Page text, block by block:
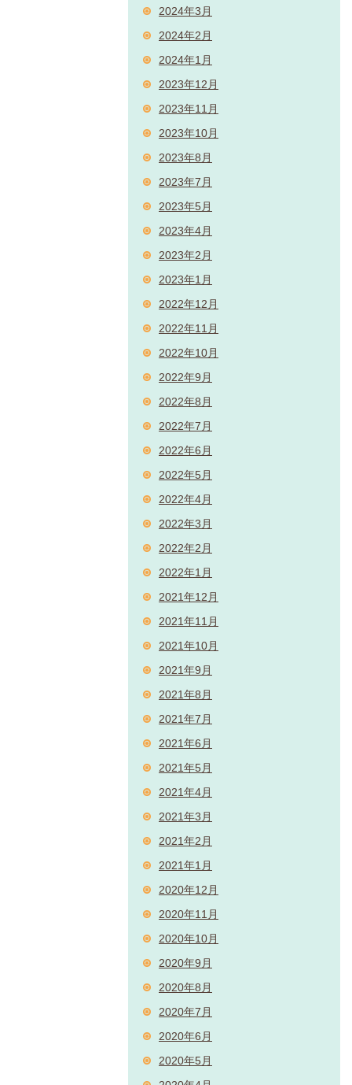
2024年3月
2024年2月
2024年1月
2023年12月
2023年11月
2023年10月
2023年8月
2023年7月
2023年5月
2023年4月
2023年2月
2023年1月
2022年12月
2022年11月
2022年10月
2022年9月
2022年8月
2022年7月
2022年6月
2022年5月
2022年4月
2022年3月
2022年2月
2022年1月
2021年12月
2021年11月
2021年10月
2021年9月
2021年8月
2021年7月
2021年6月
2021年5月
2021年4月
2021年3月
2021年2月
2021年1月
2020年12月
2020年11月
2020年10月
2020年9月
2020年8月
2020年7月
2020年6月
2020年5月